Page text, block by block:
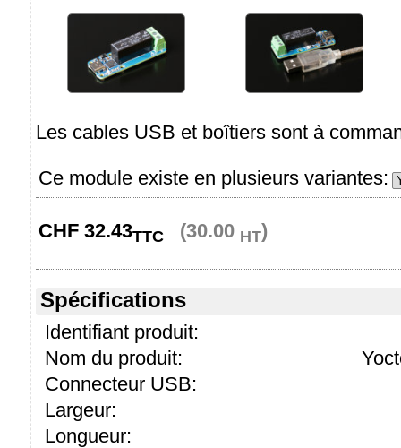
Les cables USB et boîtiers sont à
Ce module existe en plusieurs variantes:
CHF 32.43TTC (30.00 HT)
Spécifications
Identifiant produit:
Nom du produit:
Connecteur USB:
Largeur:
Longueur: